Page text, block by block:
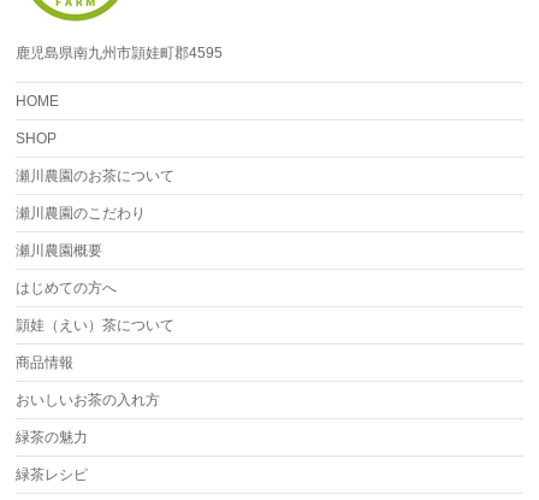
鹿児島県南九州市頴娃町郡4595
HOME
SHOP
瀬川農園のお茶について
瀬川農園のこだわり
瀬川農園概要
はじめての方へ
頴娃（えい）茶について
商品情報
おいしいお茶の入れ方
緑茶の魅力
緑茶レシピ